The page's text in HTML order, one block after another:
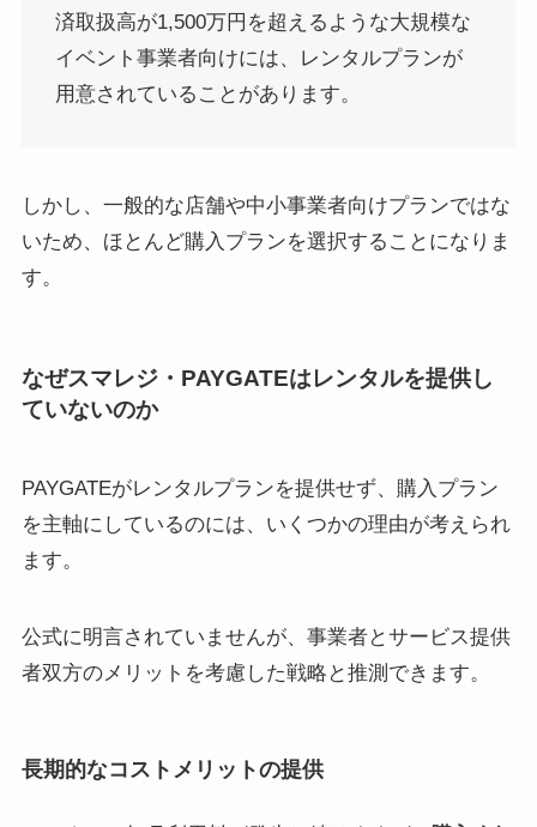
済取扱高が1,500万円を超えるような大規模な
イベント事業者向けには、レンタルプランが
用意されていることがあります。
しかし、一般的な店舗や中小事業者向けプランではな
いため、ほとんど購入プランを選択することになりま
す。
なぜスマレジ・PAYGATEはレンタルを提供し
ていないのか
PAYGATEがレンタルプランを提供せず、購入プラン
を主軸にしているのには、いくつかの理由が考えられ
ます。
公式に明言されていませんが、事業者とサービス提供
者双方のメリットを考慮した戦略と推測できます。
長期的なコストメリットの提供